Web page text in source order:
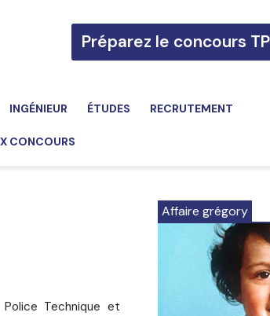
Préparez le concours
INGÉNIEUR ÉTUDES RECRUTEMENT
CONCOURS
Technique et
Affaire grégory